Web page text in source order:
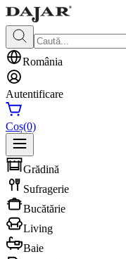
România
Autentificare
Coș(0)
Grădină
Sufragerie
Bucătărie
Living
Baie